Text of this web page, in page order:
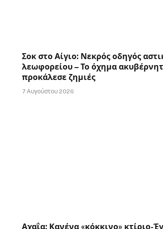
Σοκ στο Αίγιο: Νεκρός οδηγός
λεωφορείου – Το όχημα
προκάλεσε ζημιές
7 Αυγούστου 2026
Αχαΐα: Κανένα «κόκκινο» κτίριο-